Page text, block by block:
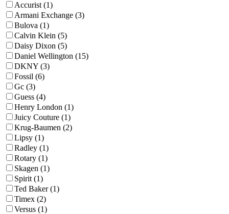
Accurist (1)
Armani Exchange (3)
Bulova (1)
Calvin Klein (5)
Daisy Dixon (5)
Daniel Wellington (15)
DKNY (3)
Fossil (6)
Gc (3)
Guess (4)
Henry London (1)
Juicy Couture (1)
Krug-Baumen (2)
Lipsy (1)
Radley (1)
Rotary (1)
Skagen (1)
Spirit (1)
Ted Baker (1)
Timex (2)
Versus (1)